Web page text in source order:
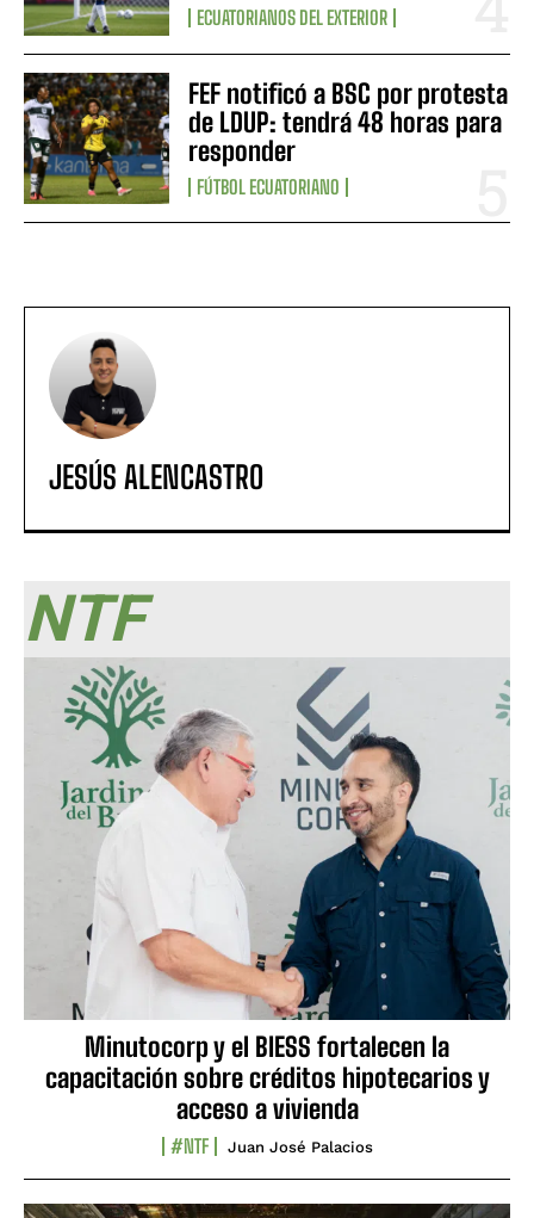
ECUATORIANOS DEL EXTERIOR
FEF notificó a BSC por protesta
de LDUP: tendrá 48 horas para
responder
FÚTBOL ECUATORIANO
JESÚS ALENCASTRO
NTF
Minutocorp y el BIESS fortalecen la
capacitación sobre créditos hipotecarios y
acceso a vivienda
#NTF Juan José Palacios